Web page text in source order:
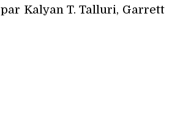
par Kalyan T. Talluri, Garrett